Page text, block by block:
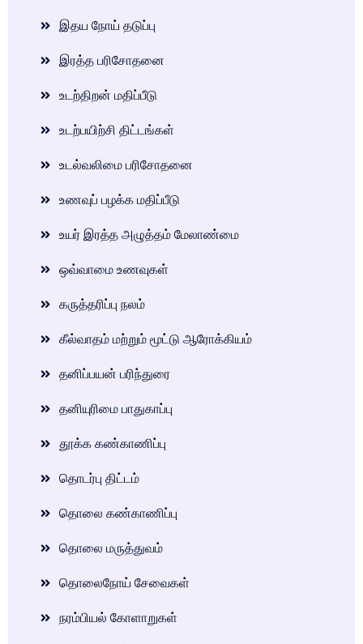
இதய நோய் தடுப்பு
இரத்த பரிசோதனை
உடற்திறன் மதிப்பீடு
உடற்பயிற்சி திட்டங்கள்
உடல்வலிமை பரிசோதனை
உணவுப் பழக்க மதிப்பீடு
உயர் இரத்த அழுத்தம் மேலாண்மை
ஒவ்வாமை உணவுகள்
கருத்தரிப்பு நலம்
கீல்வாதம் மற்றும் மூட்டு ஆரோக்கியம்
தனிப்பயன் பரிந்துரை
தனியுரிமை பாதுகாப்பு
தூக்க கண்காணிப்பு
தொடர்பு திட்டம்
தொலை கண்காணிப்பு
தொலை மருத்துவம்
தொலைநோய் சேவைகள்
நரம்பியல் கோளாறுகள்